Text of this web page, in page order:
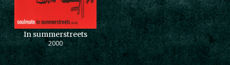
In summerstreets
2000